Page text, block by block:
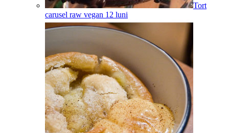
Tort
carusel raw vegan 12 luni